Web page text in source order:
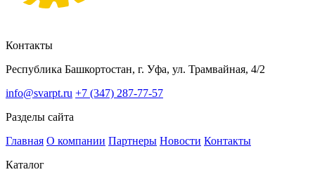
Контакты
Республика Башкортостан, г. Уфа, ул. Трамвайная, 4/2
info@svarpt.ru +7 (347) 287-77-57
Разделы сайта
Главная О компании Партнеры Новости Контакты
Каталог